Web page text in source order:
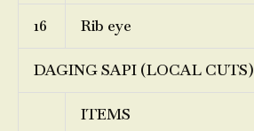
16 Rib eye
DAGING SAPI (LOCAL CUTS)
ITEMS